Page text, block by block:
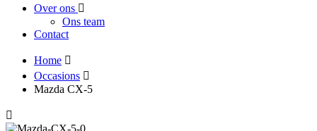
Over ons
Ons team
Contact
Home
Occasions
Mazda CX-5